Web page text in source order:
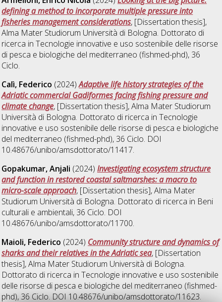
defining a method to incorporate multiple pressure into
fisheries management considerations, [Dissertation thesis],
Alma Mater Studiorum Università di Bologna. Dottorato di
ricerca inTecnologie innovative e uso sostenibile delle risorse
di pesca e biologiche del mediterraneo (fishmed-phd), 36
Ciclo.
Calì, Federico (2024)Adaptive life history strategies of the
Adriatic commercial Gadiformes facing fishing pressure and
climate change, [Dissertation thesis], Alma Mater Studiorum
Università di Bologna. Dottorato di ricerca inTecnologie
innovative e uso sostenibile delle risorse di pesca e biologiche
del mediterraneo (fishmed-phd), 36 Ciclo. DOI
10.48676/unibo/amsdottorato/11417.
Gopakumar, Anjali (2024)Investigating ecosystem structure
and function in restored coastal saltmarshes: a macro to
micro-scale approach, [Dissertation thesis], Alma Mater
Studiorum Università di Bologna. Dottorato di ricerca in Beni
culturali e ambientali, 36 Ciclo. DOI
10.48676/unibo/amsdottorato/11700.
Maioli, Federico (2024) Community structure and dynamics of
sharks and their relatives in the Adriatic sea, [Dissertation
thesis], Alma Mater Studiorum Università di Bologna.
Dottorato di ricerca inTecnologie innovative e uso sostenibile
delle risorse di pesca e biologiche del mediterraneo (fishmed-
phd), 36 Ciclo. DOI 10.48676/unibo/amsdottorato/11623.